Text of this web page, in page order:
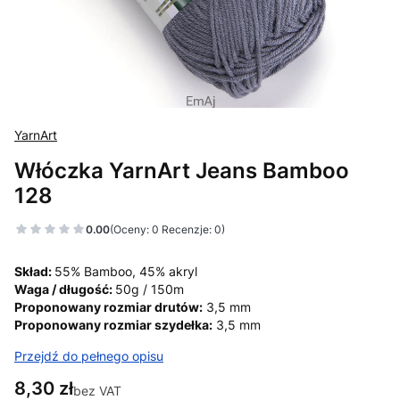
YarnArt
Włóczka YarnArt Jeans Bamboo
128
0.00(Oceny: 0 Recenzje: 0)
Skład: 55% Bamboo, 45% akryl
Waga / długość: 50g / 150m
Proponowany rozmiar drutów: 3,5 mm
Proponowany rozmiar szydełka: 3,5 mm
Przejdź do pełnego opisu
Cena
8,30 złbez VAT